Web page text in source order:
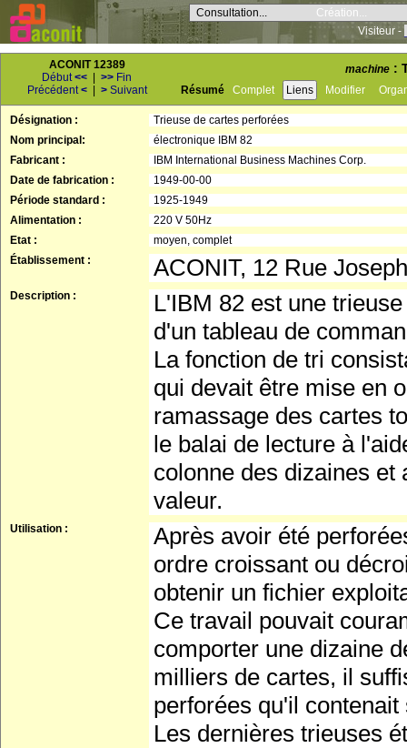
Consultation...
Création...
Visiteur -
ACONIT 12389
Début<< >> Fin
Précédent< > Suivant
machine :
Résumé Complet Liens Modifier
Désignation :
Trieuse de cartes perforées
Nom principal:
électronique IBM 82
Fabricant :
IBM International Business Machines Corp.
Date de fabrication :
1949-00-00
Période standard :
1925-1949
Alimentation :
220 V 50Hz
Etat :
moyen, complet
Établissement :
ACONIT, 12 Rue
Description :
L'IBM 82 est une
d'un tableau de
La fonction de tri
qui devait être mise en
ramassage des cartes
le balai de lecture à
colonne des dizaines et
valeur.
Utilisation :
Après avoir été
ordre croissant ou
obtenir un fichier
Ce travail pouvait
comporter une dizaine
milliers de cartes, il
perforées qu'il
Les dernières trieuses